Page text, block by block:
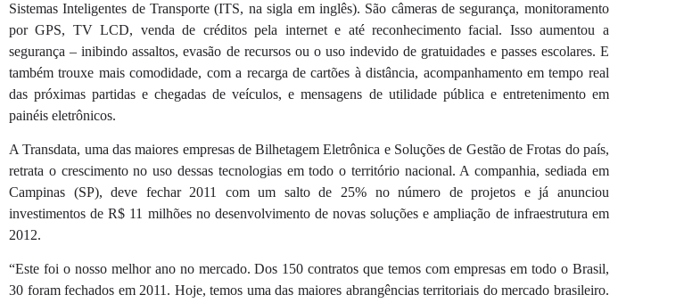
Sistemas Inteligentes de Transporte (ITS, na sigla em inglês). São câmeras de segurança, monitoramento
por GPS, TV LCD, venda de créditos pela internet e até reconhecimento facial. Isso aumentou a
segurança – inibindo assaltos, evasão de recursos ou o uso indevido de gratuidades e passes escolares. E
também trouxe mais comodidade, com a recarga de cartões à distância, acompanhamento em tempo real
das próximas partidas e chegadas de veículos, e mensagens de utilidade pública e entretenimento em
painéis eletrônicos.
A Transdata, uma das maiores empresas de Bilhetagem Eletrônica e Soluções de Gestão de Frotas do país,
retrata o crescimento no uso dessas tecnologias em todo o território nacional. A companhia, sediada em
Campinas (SP), deve fechar 2011 com um salto de 25% no número de projetos e já anunciou
investimentos de R$ 11 milhões no desenvolvimento de novas soluções e ampliação de infraestrutura em
2012.
“Este foi o nosso melhor ano no mercado. Dos 150 contratos que temos com empresas em todo o Brasil,
30 foram fechados em 2011. Hoje, temos uma das maiores abrangências territoriais do mercado brasileiro.